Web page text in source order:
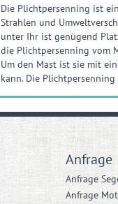
Die Plichtpersenning ist
Strahlen und
unter Ihr ist genügend
die Plichtpersenning vom
Um den Mast ist sie mit
kann. Die
Anfrage
Anfrage
Anfrage